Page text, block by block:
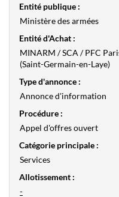
Entité publique :
Ministère des armées
Entité d'Achat :
MINARM / SCA / PFC
(Saint-Germain-en-Laye)
Type d'annonce :
Annonce d'information
Procédure :
Appel d'offres ouvert
Catégorie principale :
Services
Allotissement :
-